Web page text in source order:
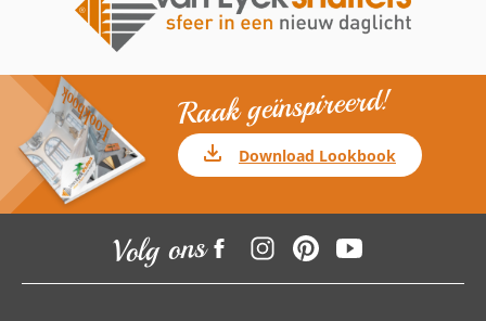
Raak geïnspireerd!
Download Lookbook
Volg ons